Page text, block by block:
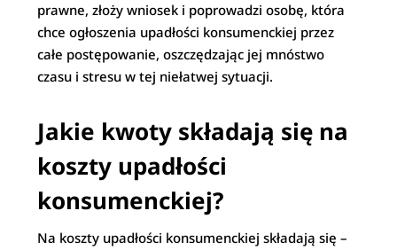
prawne, złoży wniosek i poprowadzi osobę, która
chce ogłoszenia upadłości konsumenckiej przez
całe postępowanie, oszczędzając jej mnóstwo
czasu i stresu w tej niełatwej sytuacji.
Jakie kwoty składają się na
koszty upadłości
konsumenckiej?
Na koszty upadłości konsumenckiej składają się –